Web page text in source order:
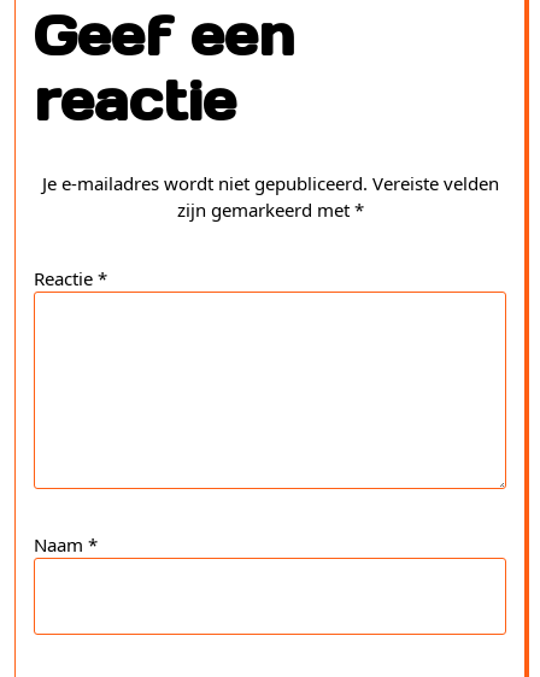
Geef een
reactie
Je e-mailadres wordt niet gepubliceerd. Vereiste velden
zijn gemarkeerd met *
Reactie *
Naam *